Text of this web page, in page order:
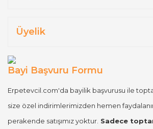
Üyelik
Bayi Başvuru Formu
Erpetevcil.com'da bayilik başvurusu ile
size özel indirimlerimizden hemen
perakende satışımız yoktur. Sadece